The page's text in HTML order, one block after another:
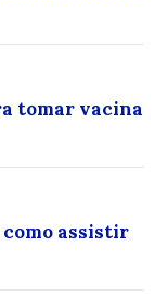
tomar vacina
como assistir